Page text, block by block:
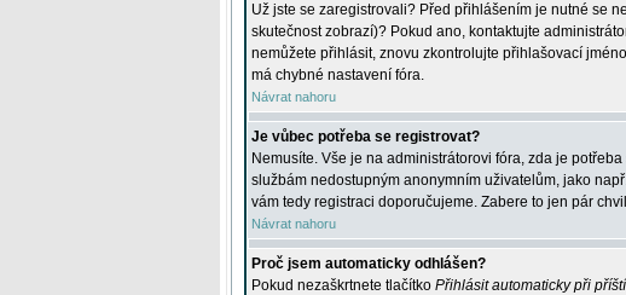
Už jste se zaregistrovali? Před přihlášením je nutné se
skutečnost zobrazí)? Pokud ano, kontaktujte
nemůžete přihlásit, znovu zkontrolujte přihlašovací
má chybné nastavení fóra.
Návrat nahoru
Je vůbec potřeba se registrovat?
Nemusíte. Vše je na administrátorovi fóra, zda je
službám nedostupným anonymním uživatelům, jako
vám tedy registraci doporučujeme. Zabere to jen pár
Návrat nahoru
Proč jsem automaticky odhlášen?
Pokud nezaškrtnete tlačítko Přihlásit automaticky při